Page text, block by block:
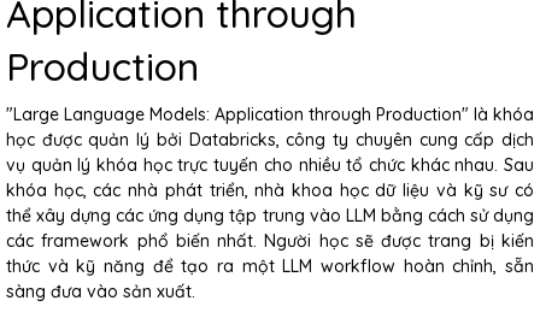
Application through
Production
"Large Language Models: Application through Production" là khóa
học được quản lý bởi Databricks, công ty chuyên cung cấp dịch
vụ quản lý khóa học trực tuyến cho nhiều tổ chức khác nhau. Sau
khóa học, các nhà phát triển, nhà khoa học dữ liệu và kỹ sư có
thể xây dựng các ứng dụng tập trung vào LLM bằng cách sử dụng
các framework phổ biến nhất. Người học sẽ được trang bị kiến
thức và kỹ năng để tạo ra một LLM workflow hoàn chỉnh, sẵn
sàng đưa vào sản xuất.